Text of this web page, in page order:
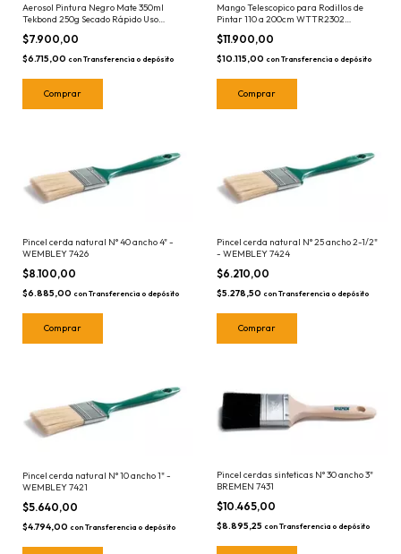
Aerosol Pintura Negro Mate 350ml
Tekbond 250g Secado Rápido Uso
General Tek Bond
$7.900,00
$6.715,00 con Transferencia o depósito
Mango Telescopico para Rodillos de
Pintar 110 a 200cm WTTR2302
Wadfow Hierro
$11.900,00
$10.115,00 con Transferencia o depósito
Pincel cerda natural N° 40 ancho 4" -
WEMBLEY 7426
$8.100,00
$6.885,00 con Transferencia o depósito
Pincel cerda natural N° 25 ancho 2-1/2"
- WEMBLEY 7424
$6.210,00
$5.278,50 con Transferencia o depósito
Pincel cerda natural N° 10 ancho 1" -
WEMBLEY 7421
$5.640,00
$4.794,00 con Transferencia o depósito
Pincel cerdas sinteticas N° 30 ancho 3"
BREMEN 7431
$10.465,00
$8.895,25 con Transferencia o depósito